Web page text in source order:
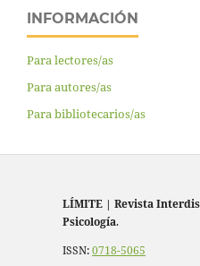
INFORMACIÓN
Para lectores/as
Para autores/as
Para bibliotecarios/as
LÍMITE | Revista
Psicología.
ISSN:0718-5065